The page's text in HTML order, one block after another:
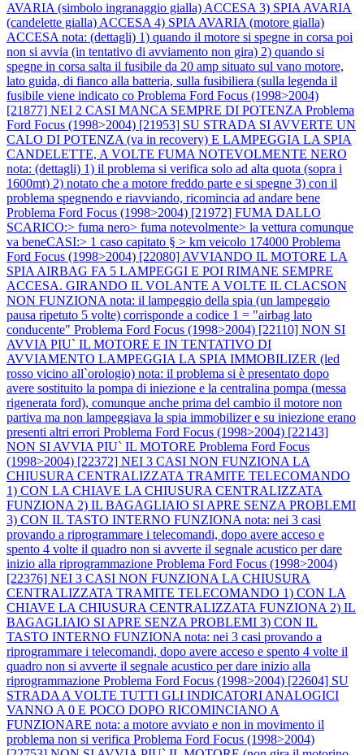
AVARIA (simbolo ingranaggio gialla) ACCESA 3) SPIA AVARIA
(candelette gialla) ACCESA 4) SPIA AVARIA (motore gialla)
ACCESA nota: (dettagli) 1) quando il motore si spegne in corsa poi
non si avvia (in tentativo di avviamento non gira) 2) quando si
spegne in corsa salta il fusibile da 20 amp situato sul vano motore,
lato guida, di fianco alla batteria, sulla fusibiliera (sulla legenda il
fusibile viene indicato co Problema Ford Focus (1998>2004)
[21877] NEI 2 CASI MANCA SEMPRE DI POTENZA Problema
Ford Focus (1998>2004) [21953] SU STRADA SI AVVERTE UN
CALO DI POTENZA (va in recovery) E LAMPEGGIA LA SPIA
CANDELETTE, A VOLTE FUMA NOTEVOLMENTE NERO
nota: (dettagli) 1) il problema si verifica solo ad alta quota (sopra i
1600mt) 2) notato che a motore freddo parte e si spegne 3) con il
problema spegnendo e riavviando, ricomincia ad andare bene
Problema Ford Focus (1998>2004) [21972] FUMA DALLO
SCARICO:> fuma nero> fuma notevolmente> la vettura comunque
va beneCASI:> 1 caso capitato § > km veicolo 174000 Problema
Ford Focus (1998>2004) [22080] AVVIANDO IL MOTORE LA
SPIA AIRBAG FA 5 LAMPEGGI E POI RIMANE SEMPRE
ACCESA. GIRANDO IL VOLANTE A VOLTE IL CLACSON
NON FUNZIONA nota: il lampeggio della spia (un lampeggio
pausa ripetuto 5 volte) corrisponde a codice 1 = "airbag lato
conducente" Problema Ford Focus (1998>2004) [22110] NON SI
AVVIA PIU` IL MOTORE E IN TENTATIVO DI
AVVIAMENTO LAMPEGGIA LA SPIA IMMOBILIZER (led
rosso vicino all`orologio) nota: il problema si è presentato dopo
avere sostituito la pompa di iniezione e la centralina pompa (messa
rigenerata ford), comunque anche prima del cambio il motore non
partiva ma non lampeggiava la spia immobilizer e su iniezione erano
presenti altri errori Problema Ford Focus (1998>2004) [22143]
NON SI AVVIA PIU` IL MOTORE Problema Ford Focus
(1998>2004) [22372] NEI 3 CASI NON FUNZIONA LA
CHIUSURA CENTRALIZZATA TRAMITE TELECOMANDO
1) CON LA CHIAVE LA CHIUSURA CENTRALIZZATA
FUNZIONA 2) IL BAGAGLIAIO SI APRE SENZA PROBLEMI
3) CON IL TASTO INTERNO FUNZIONA nota: nei 3 casi
provando a riprogrammare i telecomandi, dopo avere acceso e
spento 4 volte il quadro non si avverte il segnale acustico per dare
inizio alla riprogrammazione Problema Ford Focus (1998>2004)
[22376] NEI 3 CASI NON FUNZIONA LA CHIUSURA
CENTRALIZZATA TRAMITE TELECOMANDO 1) CON LA
CHIAVE LA CHIUSURA CENTRALIZZATA FUNZIONA 2) IL
BAGAGLIAIO SI APRE SENZA PROBLEMI 3) CON IL
TASTO INTERNO FUNZIONA nota: nei 3 casi provando a
riprogrammare i telecomandi, dopo avere acceso e spento 4 volte il
quadro non si avverte il segnale acustico per dare inizio alla
riprogrammazione Problema Ford Focus (1998>2004) [22604] SU
STRADA A VOLTE TUTTI GLI INDICATORI ANALOGICI
VANNO A 0 E POCO DOPO RICOMINCIANO A
FUNZIONARE nota: a motore avviato e non in movimento il
problema non si verifica Problema Ford Focus (1998>2004)